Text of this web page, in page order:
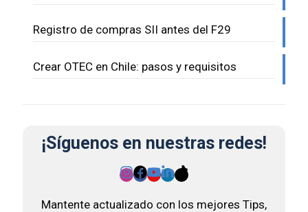
Registro de compras SII antes del F29
Crear OTEC en Chile: pasos y requisitos
¡Síguenos en nuestras redes!
Mantente actualizado con los mejores Tips,